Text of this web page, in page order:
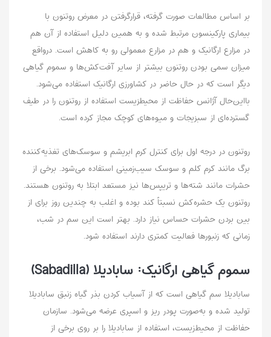
بر اساس مطالعات صورت گرفته، قرارگرفتن در معرض روتنون با
بیماری پارکینسون مرتبط شده و به همین دلیل استفاده از آن هم
در مزارع ارگانیک و هم در مزارع معمولی رو به کاهش است. درواقع
میزان سمی بودن روتنون بیشتر از سایر آفت‌کش‌ها و سموم گیاهی
دیگر است که در حال حاضر در کشاورزی ارگانیک استفاده می‌شود.
بااین‌حال آژانس حفاظت از محیطزیست استفاده از روتنون را در طیف
گسترده‌ای از سبزیجات و میوه‌های کوچک مجاز کرده است.
روتنون در درجه اول برای کنترل کرم ابریشم و سوسک‌های تغذیه‌کننده
برگ مانند کرم کلم و سوسک سیب‌زمینی استفاده می‌شود. برخی از
حشرات مانند شته‌ها و تریپس‌ها نیز مستعد ابتلا به روتنون هستند.
روتنون یک حشره‌کش نسبتاً کند بوده و اغلب به چندین روز برای از
بین بردن حشرات حساس نیاز دارد. بهتر است این سم در شب،
زمانی که زنبورها فعالیت کمتری دارند استفاده شود.
سموم گیاهی ارگانیک: سابادیلا (Sabadilla)
سابادیلا سم گیاهی است که از آسیاب کردن بذر گیاه زنبق سابادیلا
تولید شده و به‌صورت پودر ریز و اسپری عرضه می‌شود. سازمان
حفاظت از محیط‌زیست،‌ استفاده از سابادیلا را بر روی برخی از